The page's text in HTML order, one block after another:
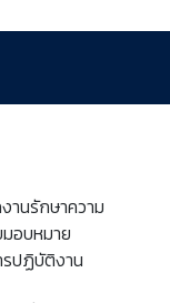
นรักษาความ
อบหมาย
ปฏิบัติงาน